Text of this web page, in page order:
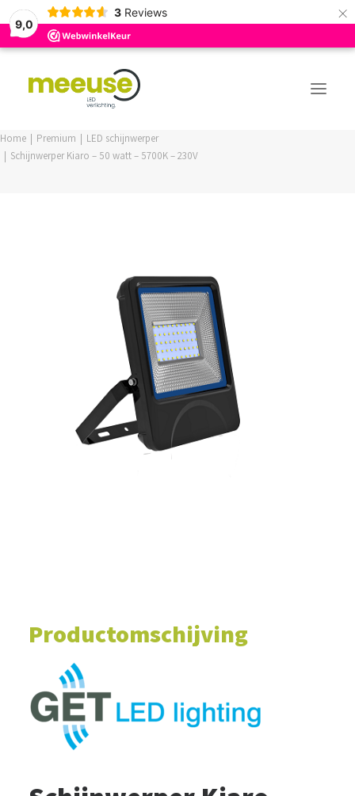
9,0
3 Reviews ×
LOGIN / REGISTER
WINKELWAGEN
Home Premium
LED schijnwerper
Schijnwerper Kiaro – 50 watt – 5700K – 230V
Productomschijving